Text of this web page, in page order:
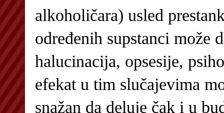
alkoholičara) usled
određenih supstanci može
halucinacija, opsesije,
efekat u tim slučajevima
snažan da deluje čak i u